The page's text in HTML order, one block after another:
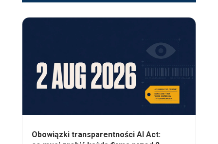
Obowiązki transparentności AI Act: